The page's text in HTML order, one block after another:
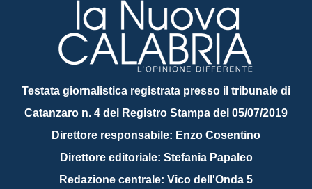
Testata giornalistica registrata presso il tribunale di
Catanzaro n. 4 del Registro Stampa del 05/07/2019
Direttore responsabile: Enzo Cosentino
Direttore editoriale: Stefania Papaleo
Redazione centrale: Vico dell'Onda 5